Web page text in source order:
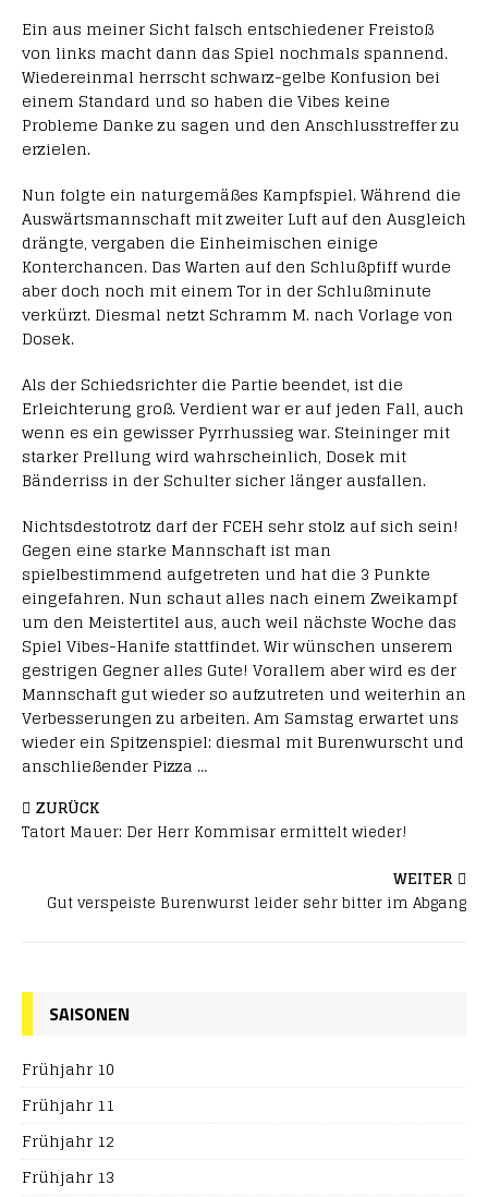
Ein aus meiner Sicht falsch entschiedener Freistoß
von links macht dann das Spiel nochmals spannend.
Wiedereinmal herrscht schwarz-gelbe Konfusion bei
einem Standard und so haben die Vibes keine
Probleme Danke zu sagen und den Anschlusstreffer zu
erzielen.
Nun folgte ein naturgemäßes Kampfspiel. Während die
Auswärtsmannschaft mit zweiter Luft auf den Ausgleich
drängte, vergaben die Einheimischen einige
Konterchancen. Das Warten auf den Schlußpfiff wurde
aber doch noch mit einem Tor in der Schlußminute
verkürzt. Diesmal netzt Schramm M. nach Vorlage von
Dosek.
Als der Schiedsrichter die Partie beendet, ist die
Erleichterung groß. Verdient war er auf jeden Fall, auch
wenn es ein gewisser Pyrrhussieg war. Steininger mit
starker Prellung wird wahrscheinlich, Dosek mit
Bänderriss in der Schulter sicher länger ausfallen.
Nichtsdestotrotz darf der FCEH sehr stolz auf sich sein!
Gegen eine starke Mannschaft ist man
spielbestimmend aufgetreten und hat die 3 Punkte
eingefahren. Nun schaut alles nach einem Zweikampf
um den Meistertitel aus, auch weil nächste Woche das
Spiel Vibes-Hanife stattfindet. Wir wünschen unserem
gestrigen Gegner alles Gute! Vorallem aber wird es der
Mannschaft gut wieder so aufzutreten und weiterhin an
Verbesserungen zu arbeiten. Am Samstag erwartet uns
wieder ein Spitzenspiel: diesmal mit Burenwurscht und
anschließender Pizza …
ZURÜCK
Tatort Mauer: Der Herr Kommisar ermittelt wieder!
WEITER
Gut verspeiste Burenwurst leider sehr bitter im Abgang
SAISONEN
Frühjahr 10
Frühjahr 11
Frühjahr 12
Frühjahr 13